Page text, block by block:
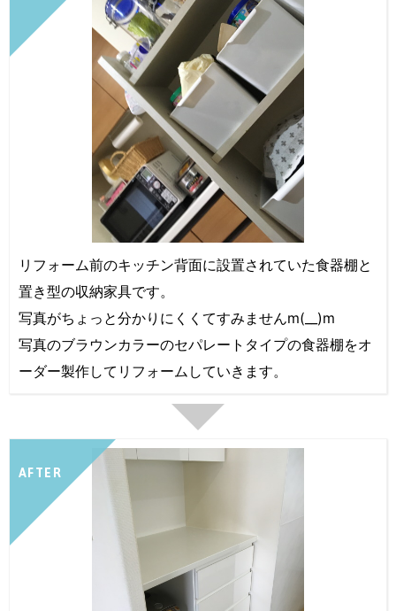
リフォーム前のキッチン背面に設置されていた食器棚と
置き型の収納家具です。
写真がちょっと分かりにくくてすみませんm(__)m
写真のブラウンカラーのセパレートタイプの食器棚をオ
ーダー製作してリフォームしていきます。
AFTER